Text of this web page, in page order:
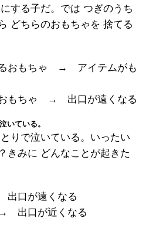
する子だ。では つぎのうち
どちらのおもちゃを 捨てる
るおもちゃ → アイテムがも
おもちゃ → 出口が遠くなる
いている。
りで泣いている。いったい
きみに どんなことが起きた
口が遠くなる
出口が近くなる